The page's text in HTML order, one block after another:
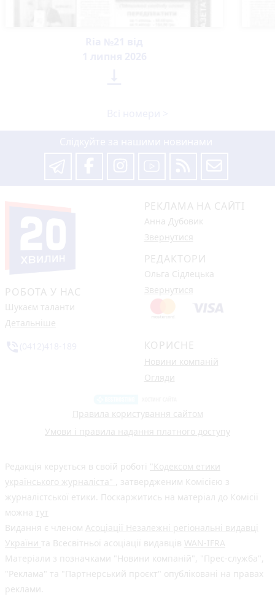
РОБОТА У НАС
Шукаєм таланти
Детальніше
РЕКЛАМА НА САЙТІ
Анна Дубовик
Звернутися
РЕДАКТОРИ
Ольга Сідлецька
Звернутися
КОРИСНЕ
Новини компаній
Огляди
Правила користування сайтом
Умови і правила надання платного доступу
Редакція керується в своїй роботі "Кодексом етики
українського журналіста" , затвердженим Комісією з
журналістської етики. Поскаржитись на матеріал до Комісії
можна тут
Видання є членом Асоціації Незалежні регіональні видавці
України та Всесвітньої асоціації видавців WAN-IFRA
Матеріали з позначками "Новини компаній", "Прес-служба",
"Реклама" та "Партнерський проєкт" опубліковані на правах
реклами.